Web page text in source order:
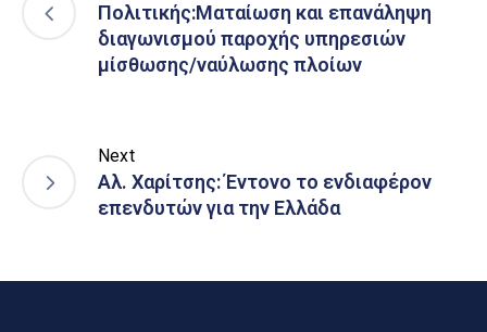
Πολιτικής:Ματαίωση και επανάληψη
διαγωνισμού παροχής υπηρεσιών
μίσθωσης/ναύλωσης πλοίων
Next
Αλ. Χαρίτσης: Έντονο το ενδιαφέρον
επενδυτών για την Ελλάδα